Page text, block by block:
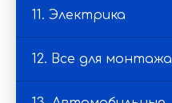
11. Электрика
12. Все для монтажа